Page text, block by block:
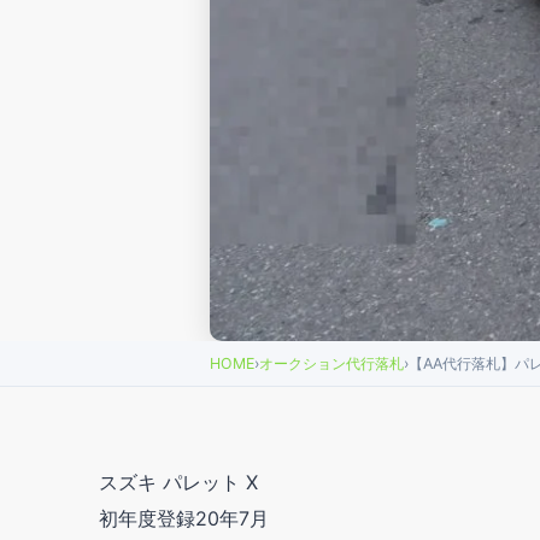
HOME›オークション代行落札› 【AA代行落札】パ
スズキ パレット X
初年度登録20年7月